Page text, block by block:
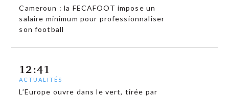
Cameroun : la FECAFOOT impose un
salaire minimum pour professionnaliser
son football
12:41
ACTUALITÉS
L’Europe ouvre dans le vert, tirée par